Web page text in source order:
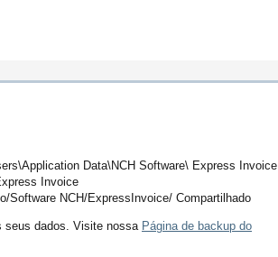
Data\NCH Software\ Express Invoice
Invoice
Software NCH/ExpressInvoice/ Compartilhado
seus dados. Visite nossa Página de backup do